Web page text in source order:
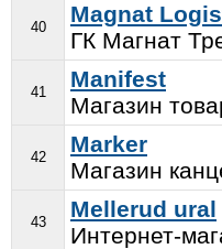
40
Magnat
ГК Магнат
41
Manifest
Магазин
42
Marker
Магазин
43
Mellerud ural
Интернет-